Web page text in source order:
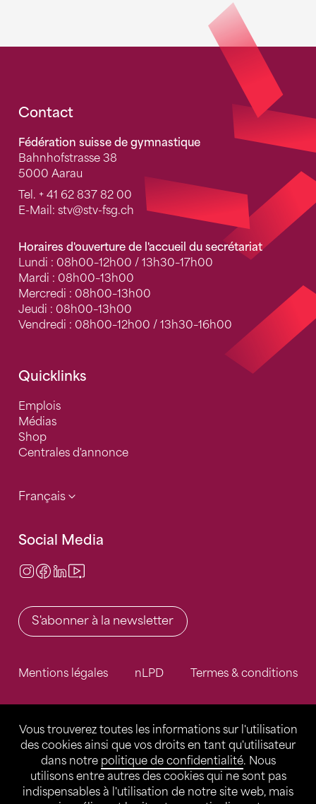
Vous trouverez toutes les informations sur l'utilisation
des cookies ainsi que vos droits en tant qu'utilisateur
dans notre politique de confidentialité. Nous
utilisons entre autres des cookies qui ne sont pas
indispensables à l'utilisation de notre site web, mais
Fusszeile
Contact
Fédération suisse de gymnastique
Bahnhofstrasse 38
5000 Aarau
Tel. + 41 62 837 82 00
E-Mail: stv@stv-fsg.ch
Horaires d'ouverture de l'accueil du secrétariat
Lundi : 08h00–12h00 / 13h30–17h00
Mardi : 08h00–13h00
Mercredi : 08h00–13h00
Jeudi : 08h00–13h00
Vendredi : 08h00–12h00 / 13h30–16h00
Quicklinks
Emplois
Médias
Shop
Centrales d'annonce
Français
Social Media
Instagram
Facebook
LinkedIn
S'abonner à la newsletter
Mentions légales nLPD Termes & conditions